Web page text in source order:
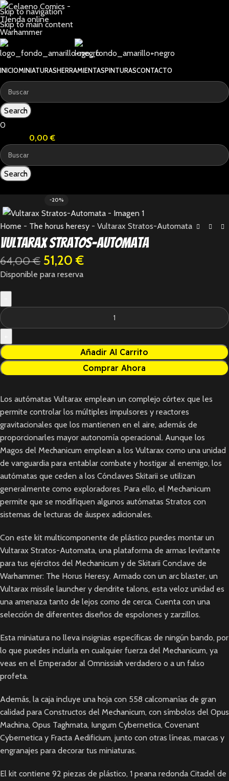
Skip to navigation
Skip to main content
INICIOMINIATURASHERRAMIENTASPINTURASCONTACTO
Search
0
0,00€
Search
-20%
Home - The horus heresy - Vultarax Stratos-Automata
Vultarax Stratos-Automata
64,00€ 51,20 €
Disponible para reserva
Añadir Al Carrito
Comprar Ahora
Los autómatas Vultarax emplean un complejo córtex que les
permite controlar los múltiples impulsores y reactores
gravitacionales que los mantienen en el aire, además de
proporcionarles mayor autonomía operacional. Aunque los
Magos del Mechanicum emplean a los Vultarax como una unidad
de vanguardia para entablar combate y hostigar al enemigo, los
autómatas que ceden a los Cónclaves Skitarii se utilizan
generalmente como exploradores. Para ello, el Mechanicum
permite que se modifiquen algunos autómatas Stratos con
sistemas de lecturas de áuspex adicionales.
Con este kit multicomponente de plástico puedes montar un
Vultarax Stratos-Automata, una plataforma de armas levitante
para tus ejércitos del Mechanicum y de Skitarii Conclave de
Warhammer: The Horus Heresy. Armado con un arc blaster, un
Vultarax missile launcher y dendrite talons, esta veloz unidad es
una amenaza tanto de lejos como de cerca. Cuenta con una
selección de diferentes diseños de espolones y zarzillos.
Esta miniatura no lleva insignias específicas de ningún bando, por
lo que puedes incluirla en cualquier fuerza del Mechanicum, ya
veas en el Emperador al Omnissiah verdadero o a un falso
profeta.
Además, la caja incluye una hoja con 558 calcomanías de gran
calidad para Constructos del Mechanicum, con símbolos del Opus
Machina, Opus Taghmata, Iungum Cybernetica, Covenant
Cybernetica y Fracta Aedificium, junto con otras líneas, marcas y
engranajes para decorar tus miniaturas.
El kit contiene 92 piezas de plástico, 1 peana redonda Citadel de